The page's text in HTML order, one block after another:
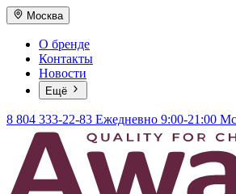
Москва
О бренде
Контакты
Новости
Ещё
8 804 333-22-83 Ежедневно 9:00-21:00